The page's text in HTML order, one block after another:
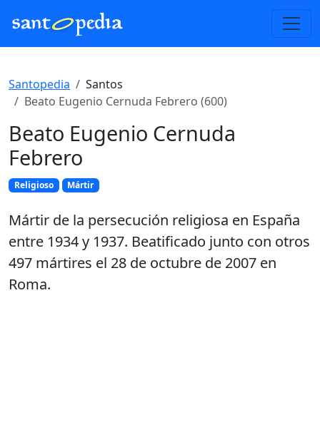
Santopedia
Santos
Beato Eugenio Cernuda Febrero (600)
Beato Eugenio Cernuda
Febrero
Religioso Mártir
Mártir de la persecución religiosa en España
entre 1934 y 1937. Beatificado junto con otros
497 mártires el 28 de octubre de 2007 en
Roma.